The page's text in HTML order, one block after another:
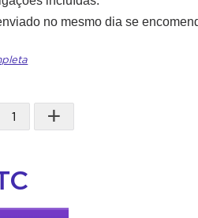
no mesmo dia se
+